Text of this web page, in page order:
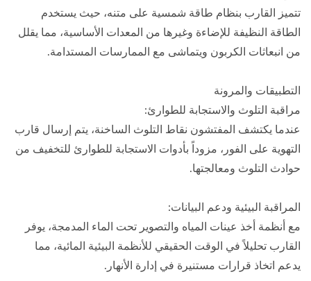
تتميز القارب بنظام طاقة شمسية على متنه، حيث يستخدم
الطاقة النظيفة للإضاءة وغيرها من المعدات الأساسية، مما يقلل
من انبعاثات الكربون ويتماشى مع الممارسات المستدامة.
التطبيقات والمرونة
مراقبة التلوث والاستجابة للطوارئ:
عندما يكتشف المفتشون نقاط التلوث الساخنة، يتم إرسال قارب
التهوية على الفور، مزوداً بأدوات الاستجابة للطوارئ للتخفيف من
حوادث التلوث ومعالجتها.
المراقبة البيئية ودعم البيانات:
مع أنظمة أخذ عينات المياه والتصوير تحت الماء المدمجة، يوفر
القارب تحليلاً في الوقت الحقيقي للأنظمة البيئية المائية، مما
يدعم اتخاذ قرارات مستنيرة في إدارة الأنهار.